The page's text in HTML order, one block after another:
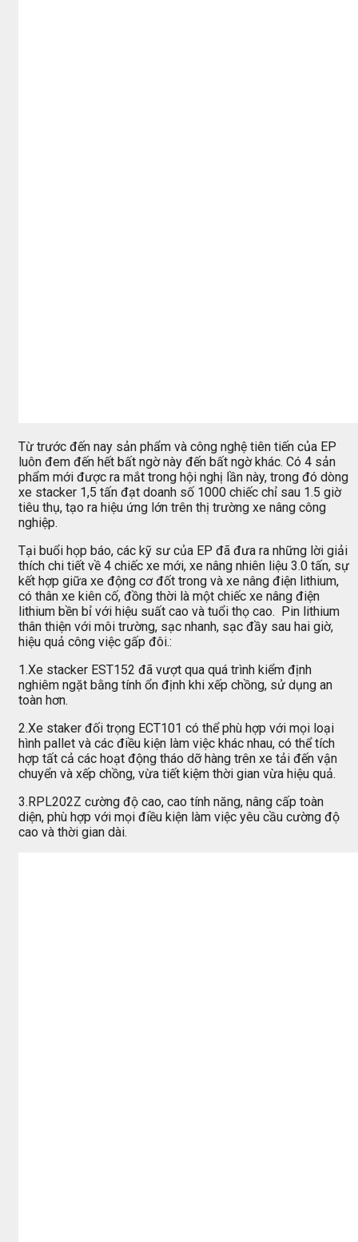
Từ trước đến nay sản phẩm và công nghệ tiên tiến của EP
luôn đem đến hết bất ngờ này đến bất ngờ khác. Có 4 sản
phẩm mới được ra mắt trong hội nghị lần này, trong đó dòng
xe stacker 1,5 tấn đạt doanh số 1000 chiếc chỉ sau 1.5 giờ
tiêu thụ, tạo ra hiệu ứng lớn trên thị trường xe nâng công
nghiệp.
Tại buổi họp báo, các kỹ sư của EP đã đưa ra những lời giải
thích chi tiết về 4 chiếc xe mới, xe nâng nhiên liệu 3.0 tấn, sự
kết hợp giữa xe động cơ đốt trong và xe nâng điện lithium,
có thân xe kiên cố, đồng thời là một chiếc xe nâng điện
lithium bền bỉ với hiệu suất cao và tuổi thọ cao. Pin lithium
thân thiện với môi trường, sạc nhanh, sạc đầy sau hai giờ,
hiệu quả công việc gấp đôi.:
1.Xe stacker EST152 đã vượt qua quá trình kiểm định
nghiêm ngặt bằng tính ổn định khi xếp chồng, sử dụng an
toàn hơn.
2.Xe staker đối trọng ECT101 có thể phù hợp với mọi loại
hình pallet và các điều kiện làm việc khác nhau, có thể tích
hợp tất cả các hoạt động tháo dỡ hàng trên xe tải đến vận
chuyển và xếp chồng, vừa tiết kiệm thời gian vừa hiệu quả.
3.RPL202Z cường độ cao, cao tính năng, nâng cấp toàn
diện, phù hợp với mọi điều kiện làm việc yêu cầu cường độ
cao và thời gian dài.